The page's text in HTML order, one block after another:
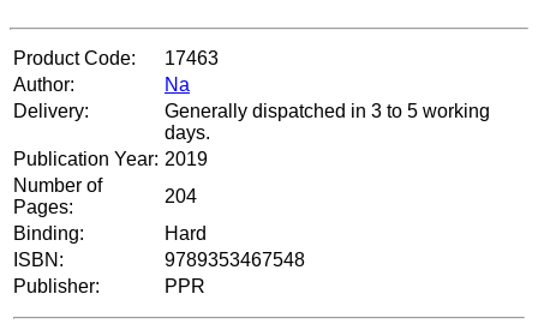
Product Code:
17463
Author:
Na
Delivery:
Generally dispatched in 3 to 5 working
days.
Publication Year: 2019
Number of
Pages:
204
Binding:
Hard
ISBN:
9789353467548
Publisher:
PPR